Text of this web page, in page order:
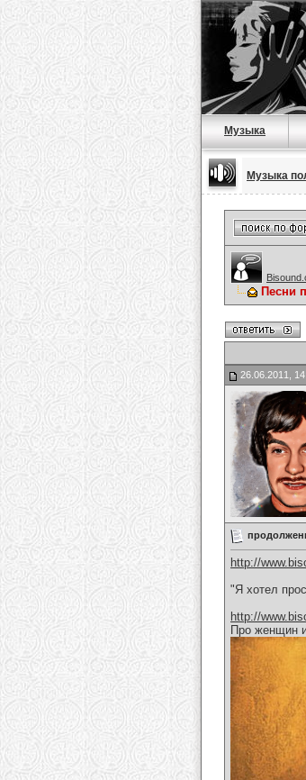
Музыка
Музыка
Песни
26.06.2011,
http://
"Я хотел
http://
Про женщин